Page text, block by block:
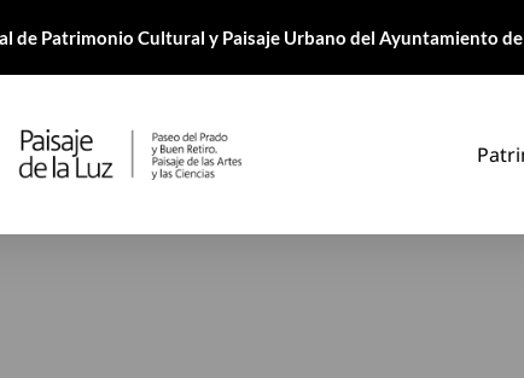
de Patrimonio Cultural y Paisaje Urbano del Ayuntamiento